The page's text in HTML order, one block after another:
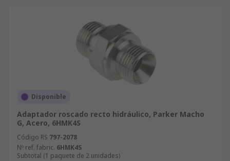
Disponible
Adaptador roscado recto hidráulico, Parker Macho
G, Acero, 6HMK4S
Código RS 797-2078
Nº ref. fabric. 6HMK4S
Subtotal (1 paquete de 2 unidades)